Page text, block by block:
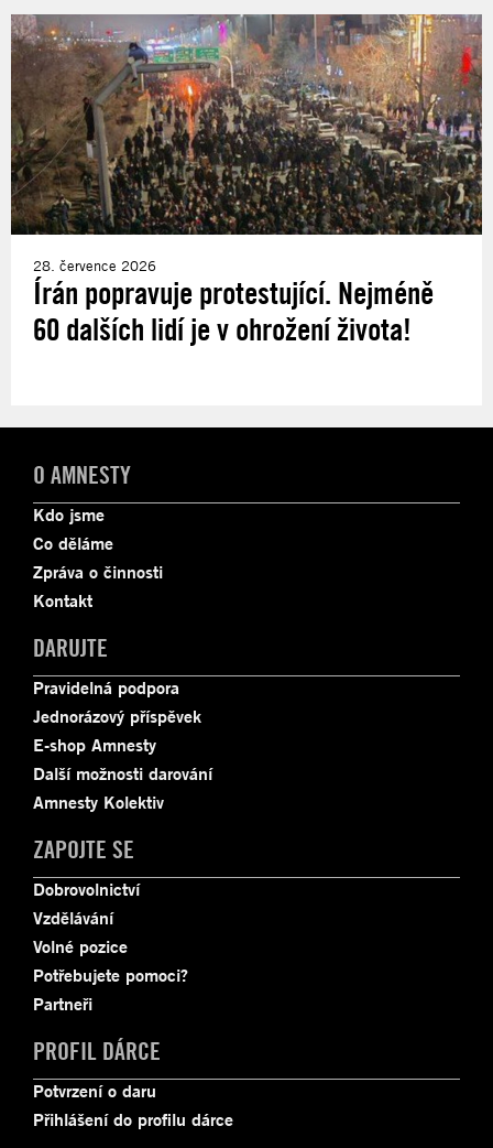
28. července 2026
Írán popravuje protestující. Nejméně
60 dalších lidí je v ohrožení života!
O AMNESTY
Kdo jsme
Co děláme
Zpráva o činnosti
Kontakt
DARUJTE
Pravidelná podpora
Jednorázový příspěvek
E-shop Amnesty
Další možnosti darování
Amnesty Kolektiv
ZAPOJTE SE
Dobrovolnictví
Vzdělávání
Volné pozice
Potřebujete pomoci?
Partneři
PROFIL DÁRCE
Potvrzení o daru
Přihlášení do profilu dárce